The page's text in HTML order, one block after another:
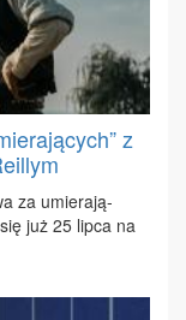
z
za umie­ra­ją­
już 25 lip­ca na